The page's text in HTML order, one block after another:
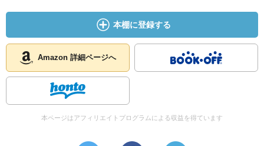
本棚に登録する
Amazon 詳細ページへ
本ページはアフィリエイトプログラムによる収益を得ています